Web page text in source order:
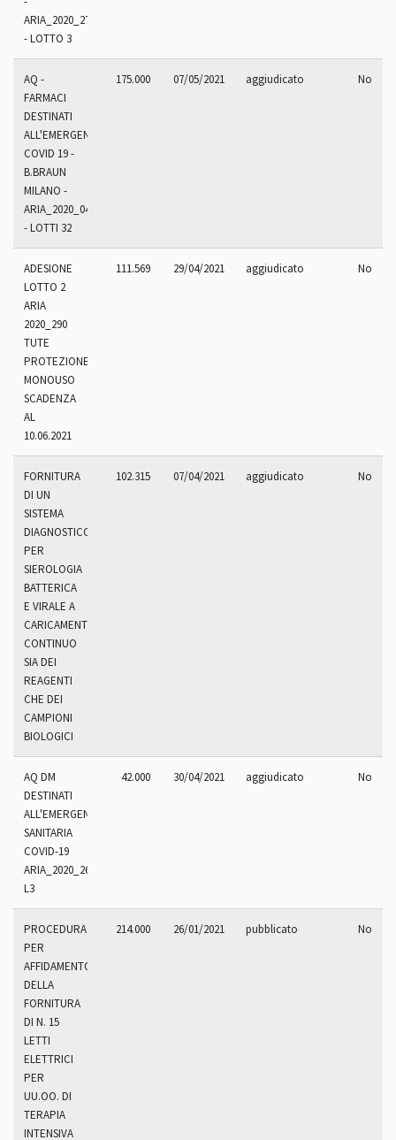
ARIA_2020_270.9R
- LOTTO 3
AQ -
FARMACI
DESTINATI
ALL'EMERGENZA
COVID 19 -
B.BRAUN
MILANO -
ARIA_2020_047.20
- LOTTI 32
175.000 07/05/2021 aggiudicato No
ADESIONE
LOTTO 2
ARIA
2020_290
TUTE
PROTEZIONE
MONOUSO
SCADENZA
AL
10.06.2021
111.569 29/04/2021 aggiudicato No
FORNITURA
DI UN
SISTEMA
DIAGNOSTICO
PER
SIEROLOGIA
BATTERICA
E VIRALE A
CARICAMENTO
CONTINUO
SIA DEI
REAGENTI
CHE DEI
CAMPIONI
BIOLOGICI
102.315 07/04/2021 aggiudicato No
AQ DM
DESTINATI
ALL'EMERGENZA
SANITARIA
COVID-19
ARIA_2020_268.1
L3
42.000 30/04/2021 aggiudicato No
PROCEDURA
PER
AFFIDAMENTO
DELLA
FORNITURA
DI N. 15
LETTI
ELETTRICI
PER
UU.OO. DI
TERAPIA
INTENSIVA
214.000 26/01/2021 pubblicato No